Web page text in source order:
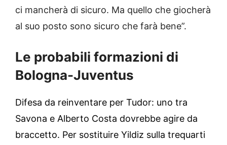
ci mancherà di sicuro. Ma quello che giocherà
al suo posto sono sicuro che farà bene”.
Le probabili formazioni di
Bologna-Juventus
Difesa da reinventare per Tudor: uno tra
Savona e Alberto Costa dovrebbe agire da
braccetto. Per sostituire Yildiz sulla trequarti